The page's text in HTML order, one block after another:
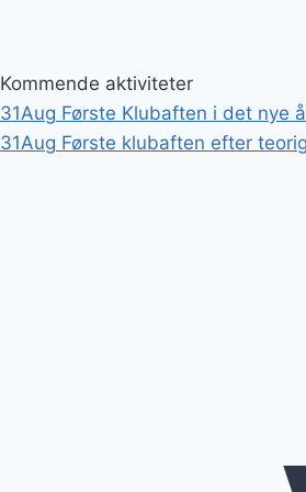
Kommende aktiviteter
31Aug Første Klubaften i det nye
31Aug Første klubaften efter